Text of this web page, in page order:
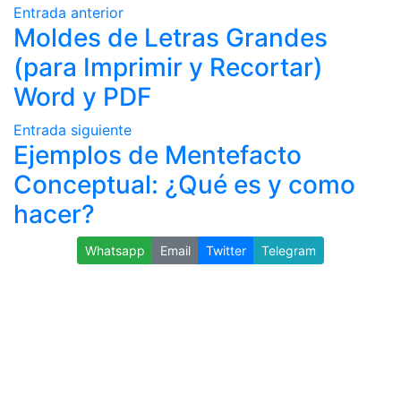
Entrada anterior
Moldes de Letras Grandes
(para Imprimir y Recortar)
Word y PDF
Entrada siguiente
Ejemplos de Mentefacto
Conceptual: ¿Qué es y como
hacer?
Whatsapp Email Twitter Telegram